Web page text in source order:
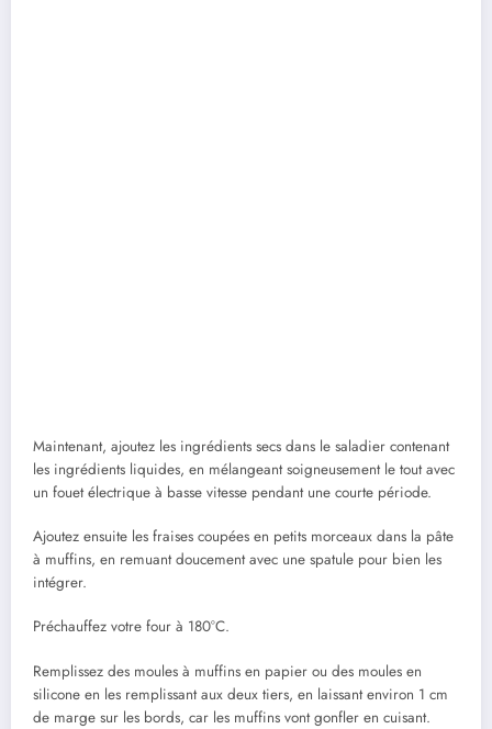
Maintenant, ajoutez les ingrédients secs dans le saladier contenant
les ingrédients liquides, en mélangeant soigneusement le tout avec
un fouet électrique à basse vitesse pendant une courte période.
Ajoutez ensuite les fraises coupées en petits morceaux dans la pâte
à muffins, en remuant doucement avec une spatule pour bien les
intégrer.
Préchauffez votre four à 180°C.
Remplissez des moules à muffins en papier ou des moules en
silicone en les remplissant aux deux tiers, en laissant environ 1 cm
de marge sur les bords, car les muffins vont gonfler en cuisant.